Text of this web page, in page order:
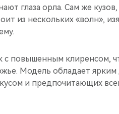
глаза орла. Сам же
из нескольких «волн»,
повышенным клиренсом,
Модель обладает
и предпочитающих